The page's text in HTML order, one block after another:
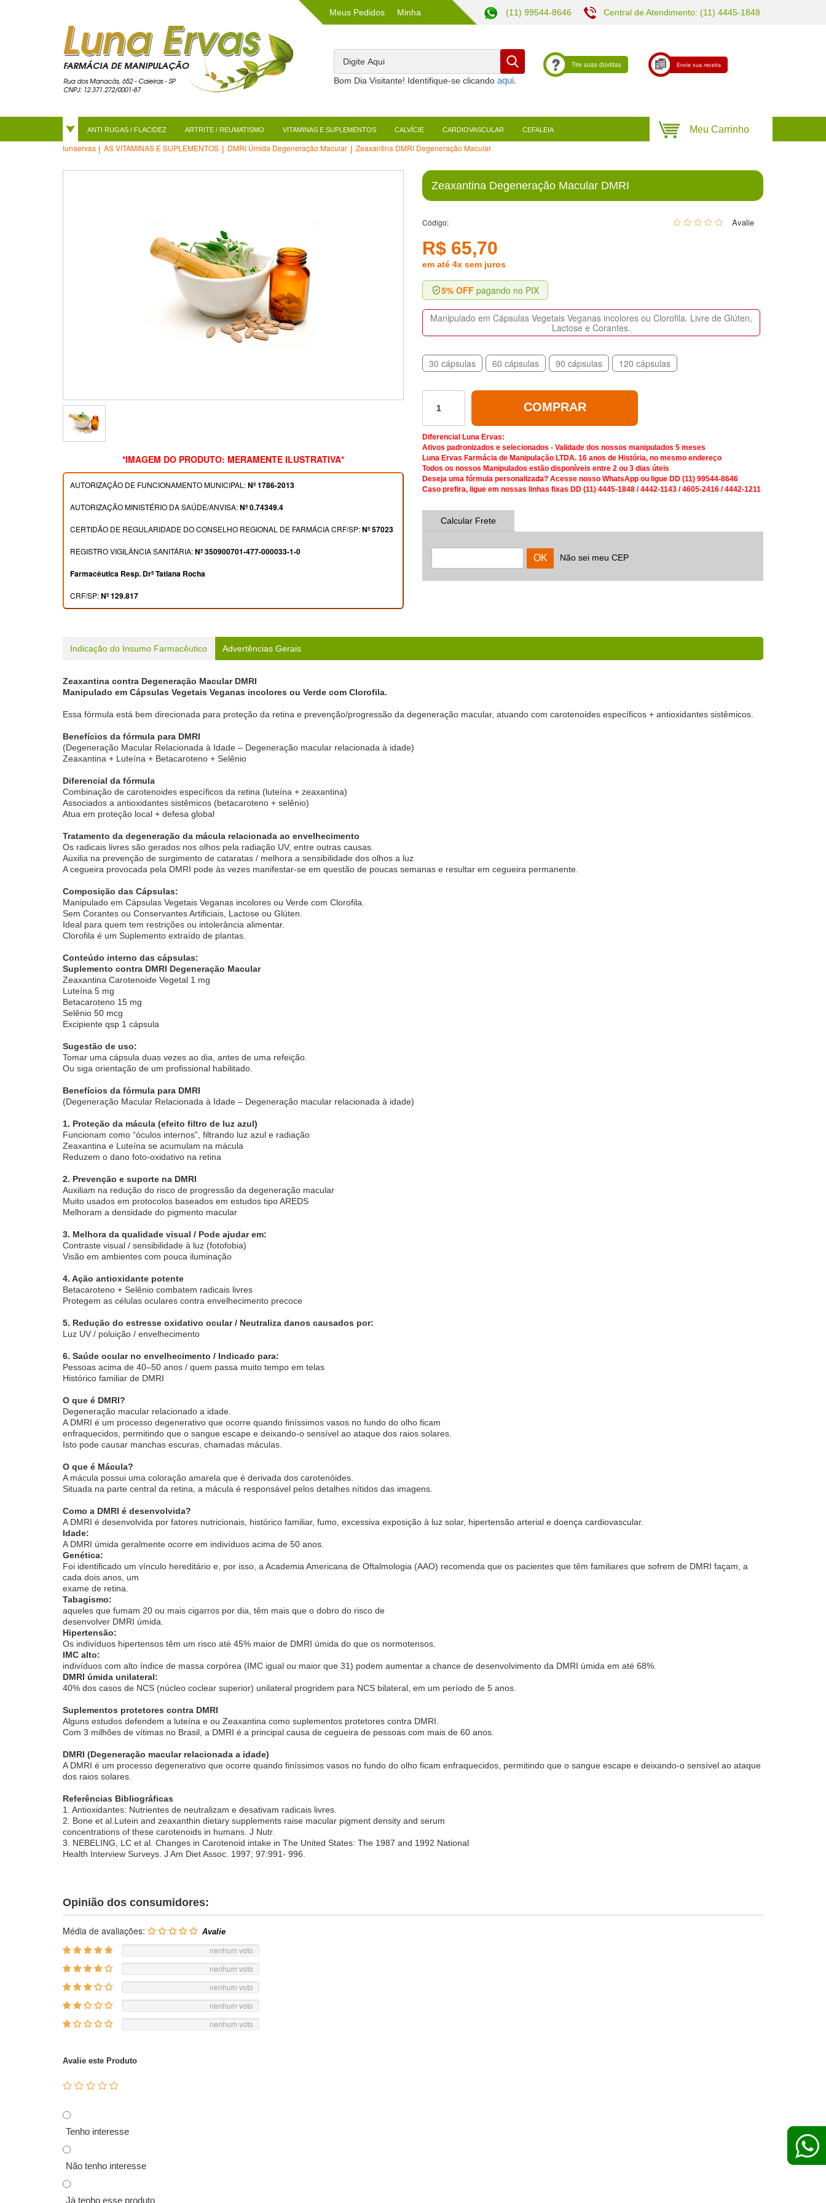
Meus Pedidos Minha (11) 99544-8646 Central de Atendimento: (11) 4445-1848
Bom Dia Visitante! Identifique-se clicando
Tire suas dúvidas Envie sua receita
ANTI RUGAS / FLACIDEZ ARTRITE / REUMATISMO VITAMINAS E SUPLEMENTOS CALVÍCIE CARDIOVASCULAR CEFALEIA
lunaervas AS VITAMINAS E SUPLEMENTOS DMRI Úmida Degeneração Macular Zeaxantina DMRI Degeneração Macular
*IMAGEM DO PRODUTO: MERAMENTE ILUSTRATIVA*
AUTORIZAÇÃO DE FUNCIONAMENTO MUNICIPAL:Nº 1786-2013
AUTORIZAÇÃO MINISTÉRIO DA SAÚDE/ANVISA:Nº 0.74349.4
CERTIDÃO DE REGULARIDADE DO CONSELHO REGIONAL DE FARMÁCIA CRF/SP:Nº 57023
REGISTRO VIGILÂNCIA SANITÁRIA:Nº 350900701-477-000033-1-0
Farmacêutica Resp. Drª Tatiana Rocha
CRF/SP:Nº 129.817
Zeaxantina Degeneração Macular DMRI
Código:
R$ 65,70
em até 4x sem juros
5% OFF pagando no PIX
Manipulado em Cápsulas Vegetais Veganas incolores ou Clorofila. Livre de Glúten,
Lactose e Corantes.
30 cápsulas 60 cápsulas 90 cápsulas 120 cápsulas
COMPRAR
Diferencial Luna Ervas:
Ativos padronizados e selecionados - Validade dos nossos manipulados 5 meses
Luna Ervas Farmácia de Manipulação LTDA. 16 anos de História, no mesmo endereço
Todos os nossos Manipulados estão disponíveis entre 2 ou 3 dias úteis
Deseja uma fórmula personalizada? Acesse nosso WhatsApp ou ligue DD (11) 99544-8646
Caso prefira, ligue em nossas linhas fixas DD (11) 4445-1848 / 4442-1143 / 4605-2416 / 4442-1211
Calcular Frete
Não sei meu CEP
Indicação do Insumo Farmacêutico Advertências Gerais
Zeaxantina contra Degeneração Macular DMRI
Manipulado em Cápsulas Vegetais Veganas incolores ou Verde com Clorofila.
Essa fórmula está bem direcionada para proteção da retina e prevenção/progressão da degeneração macular, atuando com carotenoides específicos + antioxidantes sistêmicos.
Benefícios da fórmula para DMRI
(Degeneração Macular Relacionada à Idade – Degeneração macular relacionada à idade)
Zeaxantina + Luteína + Betacaroteno + Selênio
Diferencial da fórmula
Combinação de carotenoides específicos da retina (luteína + zeaxantina)
Associados a antioxidantes sistêmicos (betacaroteno + selênio)
Atua em proteção local + defesa global
Tratamento da degeneração da mácula relacionada ao envelhecimento
Os radicais livres são gerados nos olhos pela radiação UV, entre outras causas.
Auxilia na prevenção de surgimento de cataratas / melhora a sensibilidade dos olhos a luz
A cegueira provocada pela DMRI pode às vezes manifestar-se em questão de poucas semanas e resultar em cegueira permanente.
Composição das Cápsulas:
Manipulado em Cápsulas Vegetais Veganas incolores ou Verde com Clorofila.
Sem Corantes ou Conservantes Artificiais, Lactose ou Glúten.
Ideal para quem tem restrições ou intolerância alimentar.
Clorofila é um Suplemento extraído de plantas.
Conteúdo interno das cápsulas:
Suplemento contra DMRI Degeneração Macular
Zeaxantina Carotenoide Vegetal 1 mg
Luteína 5 mg
Betacaroteno 15 mg
Selênio 50 mcg
Excipiente qsp 1 cápsula
Sugestão de uso:
Tomar uma cápsula duas vezes ao dia, antes de uma refeição.
Ou siga orientação de um profissional habilitado.
Benefícios da fórmula para DMRI
(Degeneração Macular Relacionada à Idade – Degeneração macular relacionada à idade)
1. Proteção da mácula (efeito filtro de luz azul)
Funcionam como “óculos internos”, filtrando luz azul e radiação
Zeaxantina e Luteína se acumulam na mácula
Reduzem o dano foto-oxidativo na retina
2. Prevenção e suporte na DMRI
Auxiliam na redução do risco de progressão da degeneração macular
Muito usados em protocolos baseados em estudos tipo AREDS
Melhoram a densidade do pigmento macular
3. Melhora da qualidade visual / Pode ajudar em:
Contraste visual / sensibilidade à luz (fotofobia)
Visão em ambientes com pouca iluminação
4. Ação antioxidante potente
Betacaroteno + Selênio combatem radicais livres
Protegem as células oculares contra envelhecimento precoce
5. Redução do estresse oxidativo ocular / Neutraliza danos causados por:
Luz UV / poluição / envelhecimento
6. Saúde ocular no envelhecimento / Indicado para:
Pessoas acima de 40–50 anos / quem passa muito tempo em telas
Histórico familiar de DMRI
O que é DMRI?
Degeneração macular relacionado a idade.
A DMRI é um processo degenerativo que ocorre quando finíssimos vasos no fundo do olho ficam
enfraquecidos, permitindo que o sangue escape e deixando-o sensível ao ataque dos raios solares.
Isto pode causar manchas escuras, chamadas máculas.
O que é Mácula?
A mácula possui uma coloração amarela que é derivada dos carotenóides.
Situada na parte central da retina, a mácula é responsável pelos detalhes nítidos das imagens.
Como a DMRI é desenvolvida?
A DMRI é desenvolvida por fatores nutricionais, histórico familiar, fumo, excessiva exposição à luz solar, hipertensão arterial e doença cardiovascular.
Idade:
A DMRI úmida geralmente ocorre em indivíduos acima de 50 anos.
Genética:
Foi identificado um vínculo hereditário e, por isso, a Academia Americana de Oftalmologia (AAO) recomenda que os pacientes que têm familiares que sofrem de DMRI façam, a
cada dois anos, um
exame de retina.
Tabagismo:
aqueles que fumam 20 ou mais cigarros por dia, têm mais que o dobro do risco de
desenvolver DMRI úmida.
Hipertensão:
Os indivíduos hipertensos têm um risco até 45% maior de DMRI úmida do que os normotensos.
IMC alto:
indivíduos com alto índice de massa corpórea (IMC igual ou maior que 31) podem aumentar a chance de desenvolvimento da DMRI úmida em até 68%.
DMRI úmida unilateral:
40% dos casos de NCS (núcleo coclear superior) unilateral progridem para NCS bilateral, em um período de 5 anos.
Suplementos protetores contra DMRI
Alguns estudos defendem a luteína e ou Zeaxantina como suplementos protetores contra DMRI.
Com 3 milhões de vítimas no Brasil, a DMRI é a principal causa de cegueira de pessoas com mais de 60 anos.
DMRI (Degeneração macular relacionada a idade)
A DMRI é um processo degenerativo que ocorre quando finíssimos vasos no fundo do olho ficam enfraquecidos, permitindo que o sangue escape e deixando-o sensível ao ataque
dos raios solares.
Referências Bibliográficas
1. Antioxidantes: Nutrientes de neutralizam e desativam radicais livres.
2. Bone et al.Lutein and zeaxanthin dietary supplements raise macular pigment density and serum
concentrations of these carotenoids in humans. J Nutr.
3. NEBELING, LC et al. Changes in Carotenoid intake in The United States: The 1987 and 1992 National
Health Interview Surveys. J Am Diet Assoc. 1997; 97:991- 996.
Opinião dos consumidores:
Média de avaliações:
nenhum voto
nenhum voto
nenhum voto
nenhum voto
nenhum voto
Avalie este Produto
Tenho interesse
Não tenho interesse
Já tenho esse produto